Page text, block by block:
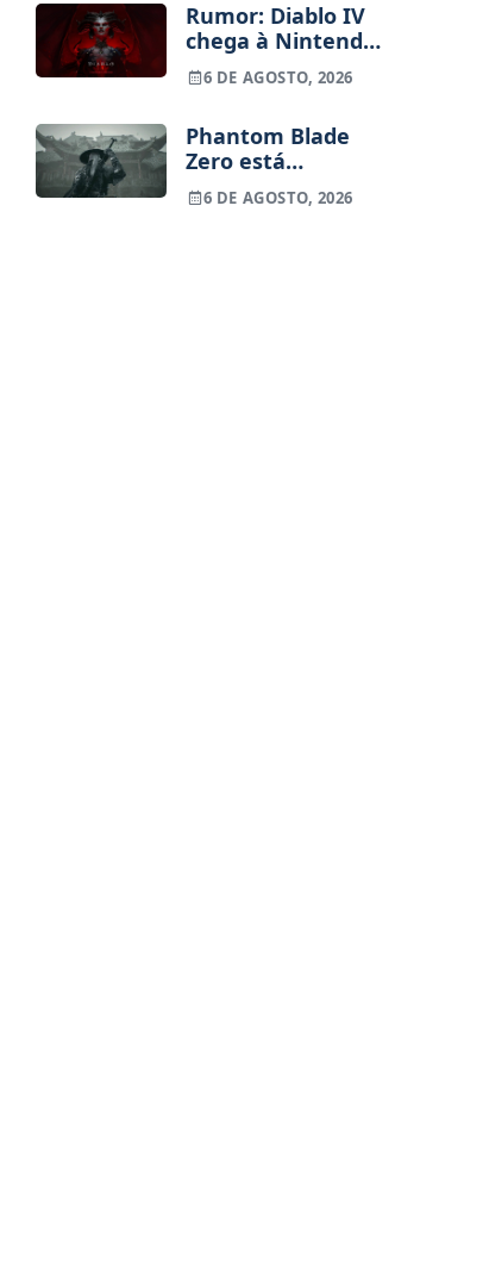
Rumor: Diablo IV
chega à Nintendo
Switch 2 em
setembro e vai
um jogo novo
6 DE AGOSTO, 2026
Phantom Blade
Zero está
terminado, pré-
vendas começam
6 DE AGOSTO, 2026